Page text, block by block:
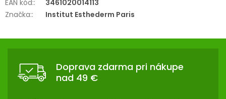
EAN kód::
3461020014113
Značka:: Institut Esthederm Paris
Z
Doprava zdarma pri nákupe
nad 49 €